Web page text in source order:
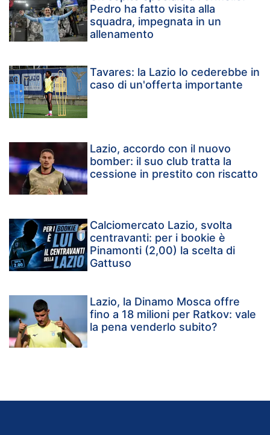
Pedro ha fatto visita alla
squadra, impegnata in un
allenamento
Tavares: la Lazio lo cederebbe in
caso di un'offerta importante
Lazio, accordo con il nuovo
bomber: il suo club tratta la
cessione in prestito con riscatto
Calciomercato Lazio, svolta
centravanti: per i bookie è
Pinamonti (2,00) la scelta di
Gattuso
Lazio, la Dinamo Mosca offre
fino a 18 milioni per Ratkov: vale
la pena venderlo subito?